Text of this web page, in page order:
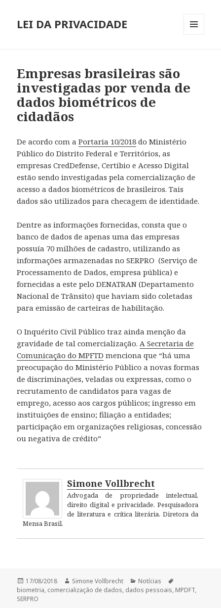
LEI DA PRIVACIDADE
Empresas brasileiras são
investigadas por venda de
dados biométricos de
cidadãos
De acordo com aPortaria 10/2018 do Ministério
Público do Distrito Federal e Territórios, as
empresas CredDefense, Certibio e Acesso Digital
estão sendo investigadas pela comercialização de
acesso a dados biométricos de brasileiros. Tais
dados são utilizados para checagem de identidade.
Dentre as informações fornecidas, consta que o
banco de dados de apenas uma das empresas
possuía 70 milhões de cadastro, utilizando as
informações armazenadas no SERPRO (Serviço de
Processamento de Dados, empresa pública) e
fornecidas a este pelo DENATRAN (Departamento
Nacional de Trânsito) que haviam sido coletadas
para emissão de carteiras de habilitação.
O Inquérito Civil Público traz ainda menção da
gravidade de tal comercialização.A Secretaria de
Comunicação do MPFTD menciona que “há uma
preocupação do Ministério Público a novas formas
de discriminações, veladas ou expressas, como o
recrutamento de candidatos para vagas de
emprego, acesso aos cargos públicos; ingresso em
instituições de ensino; filiação a entidades;
participação em organizações religiosas, concessão
ou negativa de crédito”
Simone Vollbrecht
Advogada de propriedade intelectual,
direito digital e privacidade. Pesquisadora
de literatura e crítica literária. Diretora da
Mensa Brasil.
Publicado
em
17/08/2018 Autor
Simone Vollbrecht Categorias
Notícias
biometria, comercialização de dados, dados pessoais, MPDFT,
SERPRO